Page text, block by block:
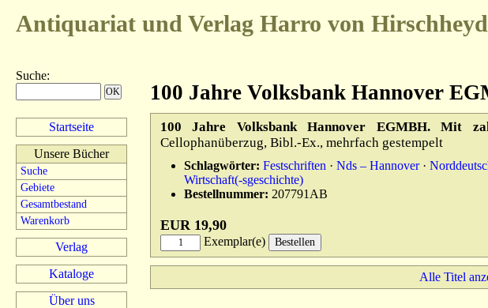
Antiquariat und Verlag Harro von
Suche:
Startseite
Unsere Bücher
Suche
Gebiete
Gesamtbestand
Warenkorb
Verlag
Kataloge
Über uns
100 Jahre Volksbank Hannover
100 Jahre Volksbank Hannover EGMBH. Mit
Cellophanüberzug, Bibl.-Ex., mehrfach gestempelt
Schlagwörter: Festschriften · Nds – Hannover·
Wirtschaft(-sgeschichte)
Bestellnummer: 207791AB
EUR 19,90
Exemplar(e)
Alle Titel